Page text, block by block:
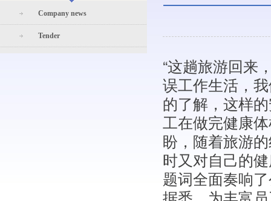
Company news
Tender
“这趟旅游回来
误工作生活，
的了解，这样
工在做完健康
盼，随着旅游
时又对自己的
题词全面奏响